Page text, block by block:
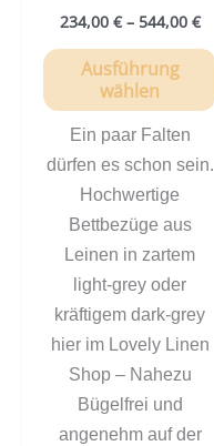
234,00 €– 544,00 €
Ausführung
wählen
Ein paar Falten
dürfen es schon sein.
Hochwertige
Bettbezüge aus
Leinen in zartem
light-grey oder
kräftigem dark-grey
hier im Lovely Linen
Shop – Nahezu
Bügelfrei und
angenehm auf der